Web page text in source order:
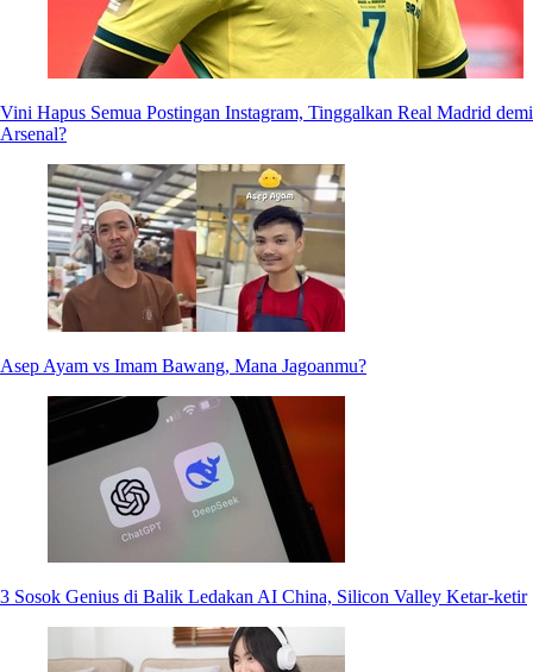
Vini Hapus Semua Postingan Instagram, Tinggalkan Real Madrid demi
Arsenal?
Asep Ayam vs Imam Bawang, Mana Jagoanmu?
3 Sosok Genius di Balik Ledakan AI China, Silicon Valley Ketar-ketir